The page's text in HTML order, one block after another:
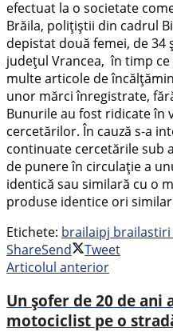
efectuat la o societate
Brăila, polițiștii din cadrul
depistat două femei, de 34
județul Vrancea, în timp
multe articole de
unor mărci înregistrate,
Bunurile au fost ridicate în
cercetărilor. În cauză s-a
continuate cercetările sub
de punere în circulație a
identică sau similară cu o
produse identice ori
Etichete: brailaipj brailastiri
ShareSend
Tweet
Articolul anterior
Un șofer de 20 de ani
motociclist pe o